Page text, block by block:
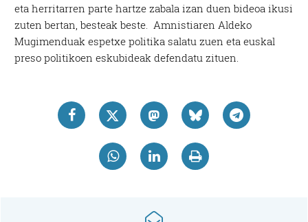
eta herritarren parte hartze zabala izan duen bideoa ikusi
zuten bertan, besteak beste. Amnistiaren Aldeko
Mugimenduak espetxe politika salatu zuen eta euskal
preso politikoen eskubideak defendatu zituen.